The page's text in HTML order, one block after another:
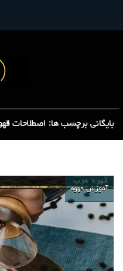
بایگانی برچسب ها: اصطلاحات
آموزش قهوه